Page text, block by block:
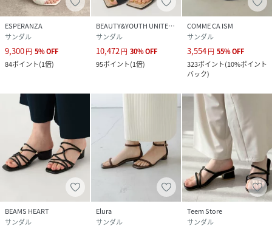
ESPERANZA
サンダル
9,300円 5%OFF
84ポイント(1倍)
BEAUTY&YOUTH UNITED ARROWS
サンダル
10,472円 30%OFF
95ポイント(1倍)
COMME CA ISM
サンダル
3,554円 55%OFF
323ポイント(10%ポイント
バック)
BEAMS HEART
サンダル
Elura
サンダル
Teem Store
サンダル